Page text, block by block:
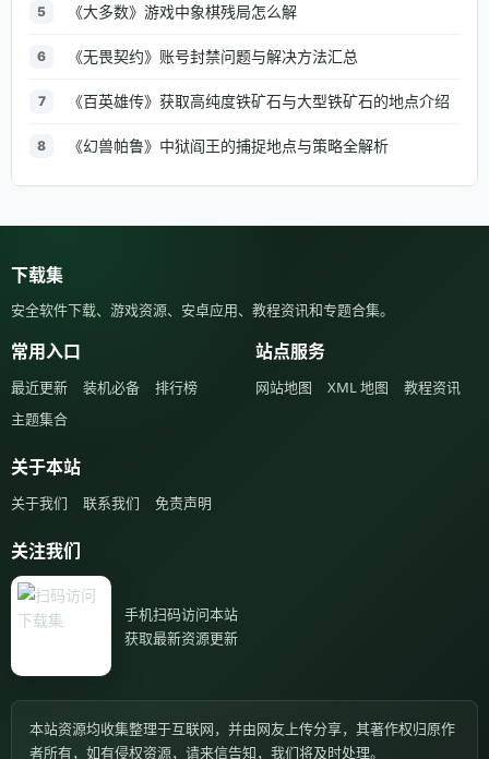
5 《大多数》游戏中象棋残局怎么解
6 《无畏契约》账号封禁问题与解决方法汇总
7 《百英雄传》获取高纯度铁矿石与大型铁矿石的地点介绍
8 《幻兽帕鲁》中狱阎王的捕捉地点与策略全解析
下载集
安全软件下载、游戏资源、安卓应用、教程资讯和专题合集。
常用入口
最近更新 装机必备
排行榜
主题集合
站点服务
网站地图 XML 地图 教程资讯
关于本站
关于我们 联系我们 免责声明
关注我们
手机扫码访问本站
获取最新资源更新
本站资源均收集整理于互联网，并由网友上传分享，其著作权归原作
者所有，如有侵权资源，请来信告知，我们将及时处理。